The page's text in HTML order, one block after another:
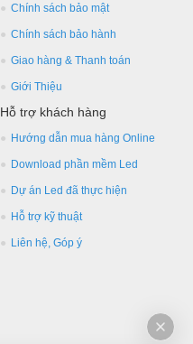
Chính sách bảo mật
Chính sách bảo hành
Giao hàng & Thanh toán
Giới Thiệu
Hỗ trợ khách hàng
Hướng dẫn mua hàng Online
Download phần mềm Led
Dự án Led đã thực hiện
Hỗ trợ kỹ thuật
Liên hệ, Góp ý